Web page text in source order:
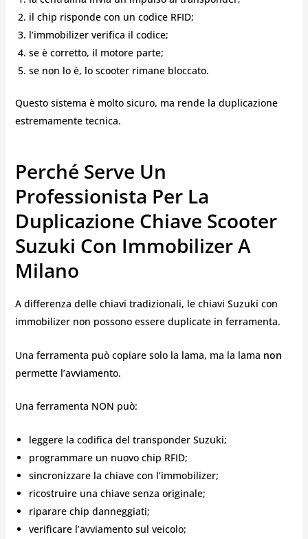
il chip risponde con un codice RFID;
l’immobilizer verifica il codice;
se è corretto, il motore parte;
se non lo è, lo scooter rimane bloccato.
Questo sistema è molto sicuro, ma rende la duplicazione
estremamente tecnica.
Perché Serve Un
Professionista Per La
Duplicazione Chiave Scooter
Suzuki Con Immobilizer A
Milano
A differenza delle chiavi tradizionali, le chiavi Suzuki con
immobilizer non possono essere duplicate in ferramenta.
Una ferramenta può copiare solo la lama, ma la lama non
permette l’avviamento.
Una ferramenta NON può:
leggere la codifica del transponder Suzuki;
programmare un nuovo chip RFID;
sincronizzare la chiave con l’immobilizer;
ricostruire una chiave senza originale;
riparare chip danneggiati;
verificare l’avviamento sul veicolo;